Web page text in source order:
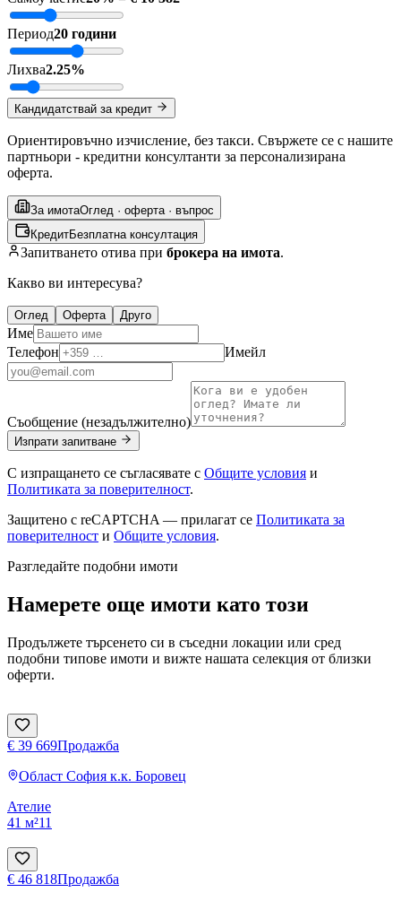
Период20 години
Лихва2.25%
Кандидатствай за кредит
Ориентировъчно изчисление, без такси. Свържете се с нашите
партньори - кредитни консултанти за персонализирана
оферта.
За имотаОглед · оферта · въпрос
КредитБезплатна консултация
Запитването отива при брокера на имота.
Какво ви интересува?
Оглед Оферта Друго
Име
Телефон
Имейл
Съобщение (незадължително)
Изпрати запитване
С изпращането се съгласявате с Общите условия и
Политиката за поверителност.
Защитено с reCAPTCHA — прилагат се Политиката за
поверителност и Общите условия.
Разгледайте подобни имоти
Намерете още имоти като този
Продължете търсенето си в съседни локации или сред
подобни типове имоти и вижте нашата селекция от близки
оферти.
€ 39 669Продажба
Област София к.к. Боровец
Ателие
41 м²11
€ 46 818Продажба